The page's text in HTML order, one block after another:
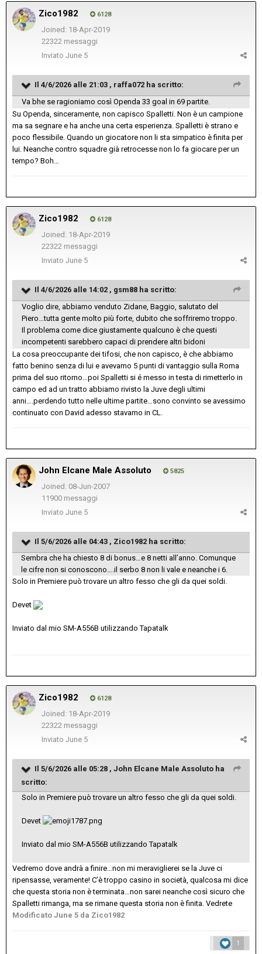
Zico1982 6128
Joined: 18-Apr-2019
22322 messaggi
Inviato June 5
Il 4/6/2026 alle 21:03 , raffa072 ha scritto:
Va bhe se ragioniamo così Openda 33 goal in 69 partite.
Su Openda, sinceramente, non capisco Spalletti. Non è un campione
ma sa segnare e ha anche una certa esperienza. Spalletti è strano e
poco flessibile. Quando un giocatore non li sta simpatico è finita per
lui. Neanche contro squadre già retrocesse non lo fa giocare per un
tempo? Boh…
Zico1982 6128
Joined: 18-Apr-2019
22322 messaggi
Inviato June 5
Il 4/6/2026 alle 14:02 , gsm88 ha scritto:
Voglio dire, abbiamo venduto Zidane, Baggio, salutato del
Piero…tutta gente molto più forte, dubito che soffriremo troppo.
Il problema come dice giustamente qualcuno è che questi
incompetenti sarebbero capaci di prendere altri bidoni
La cosa preoccupante dei tifosi, che non capisco, è che abbiamo
fatto benino senza di lui e avevamo 5 punti di vantaggio sulla Roma
prima del suo ritorno…poi Spalletti si é messo in testa di rimetterlo in
campo ed ad un tratto abbiamo rivisto la Juve degli ultimi
anni….perdendo tutto nelle ultime partite…sono convinto se avessimo
continuato con David adesso stavamo in CL.
John Elcane Male Assoluto 5825
Joined: 08-Jun-2007
11900 messaggi
Inviato June 5
Il 5/6/2026 alle 04:43 , Zico1982 ha scritto:
Sembra che ha chiesto 8 di bonus…e 8 netti all’anno. Comunque
le cifre non si conoscono….il serbo 8 non li vale e neanche i 6.
Solo in Premiere può trovare un altro fesso che gli da quei soldi.
Devet
Inviato dal mio SM-A556B utilizzando Tapatalk
Zico1982 6128
Joined: 18-Apr-2019
22322 messaggi
Inviato June 5
Il 5/6/2026 alle 05:28 , John Elcane Male Assoluto ha
scritto:
Solo in Premiere può trovare un altro fesso che gli da quei soldi.
Devet
Inviato dal mio SM-A556B utilizzando Tapatalk
Vedremo dove andrà a finire…non mi meraviglierei se la Juve ci
ripensasse, veramente! C’è troppo casino in società, qualcosa mi dice
che questa storia non è terminata…non sarei neanche così sicuro che
Spalletti rimanga, ma se rimane questa storia non è finita. Vedrete
Modificato June 5 da Zico1982
1